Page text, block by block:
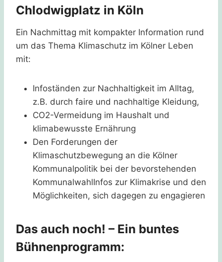
Chlodwigplatz in Köln
Ein Nachmittag mit kompakter Information rund
um das Thema Klimaschutz im Kölner Leben
mit:
Infoständen zur Nachhaltigkeit im Alltag,
z.B. durch faire und nachhaltige Kleidung,
CO2-Vermeidung im Haushalt und
klimabewusste Ernährung
Den Forderungen der
Klimaschutzbewegung an die Kölner
Kommunalpolitik bei der bevorstehenden
KommunalwahlInfos zur Klimakrise und den
Möglichkeiten, sich dagegen zu engagieren
Das auch noch! – Ein buntes
Bühnenprogramm: